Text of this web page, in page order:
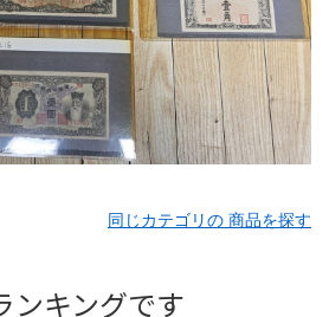
同じカテゴリの 商品を探す
ンキングです